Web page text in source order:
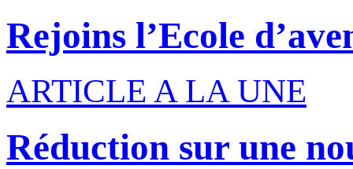
Rejoins l’Ecole
ARTICLE A LA UNE
Réduction sur une